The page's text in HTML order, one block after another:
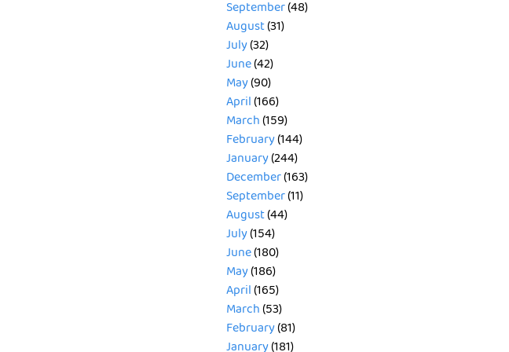
September(48)
August(31)
July(32)
June(42)
May(90)
April(166)
March(159)
February(144)
January(244)
December(163)
September(11)
August(44)
July(154)
June(180)
May(186)
April(165)
March(53)
February(81)